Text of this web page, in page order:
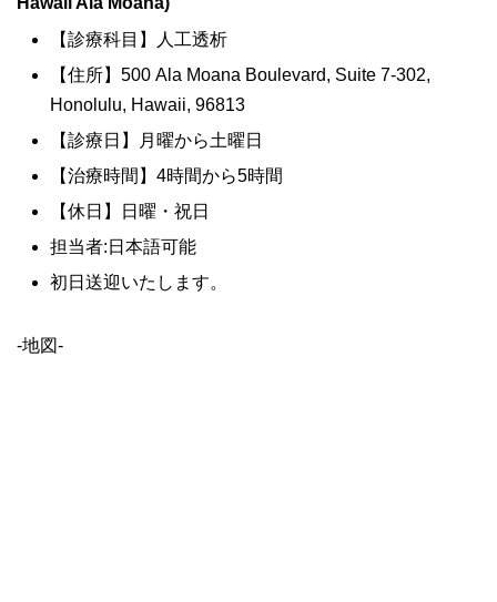
【診療科目】人工透析
【住所】500 Ala Moana Boulevard, Suite 7-302,
Honolulu, Hawaii, 96813
【診療日】月曜から土曜日
【治療時間】4時間から5時間
【休日】日曜・祝日
担当者:日本語可能
初日送迎いたします。
-地図-